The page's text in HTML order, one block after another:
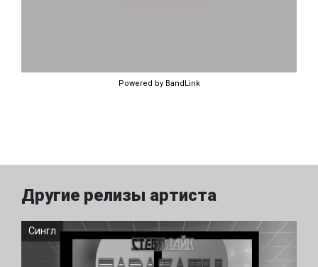
Powered by BandLink
Другие релизы артиста
Сингл